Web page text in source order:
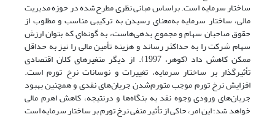
ساختار سرمایه است. براساس مبانی نظری مطرح‌شده در حوزه مدیریت
مالی، ساختار سرمایه به‌معنای رسیدن به ترکیبی مناسب و مطلوب از
حقوق صاحبان سهام و مجموع بدهی‌هاست، به گونه‌ای که بتوان ارزش
سهام شرکت را به حداکثر رساند و هزینه تأمین مالی را نیز به حداقل
ممکن کاهش داد (کوهر، 1997). از دیگر متغیرهای کلان اقتصادی
تأثیرگذار بر ساختار سرمایه، تغییرات و نوسانات نرخ تورم است.
افزایش نرخ تورم موجب متورم‌شدن جریان‌های نقدی و همچنین بهبود
جریان‌های ورودی وجوه نقد به بنگاه‌ها و درنتیجه، کاهش اهرم مالی
خواهد شد؛ این امر، حاکی از تأثیر منفی نرخ تورم بر ساختار سرمایه است